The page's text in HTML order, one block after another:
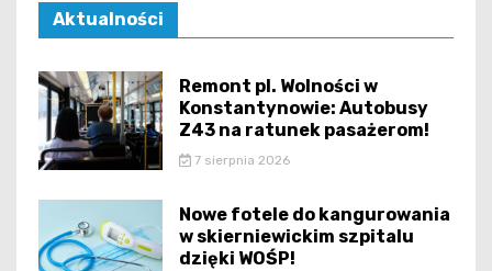
Aktualności
Remont pl. Wolności w
Konstantynowie: Autobusy
Z43 na ratunek pasażerom!
7 sierpnia 2026
Nowe fotele do kangurowania
w skierniewickim szpitalu
dzięki WOŚP!